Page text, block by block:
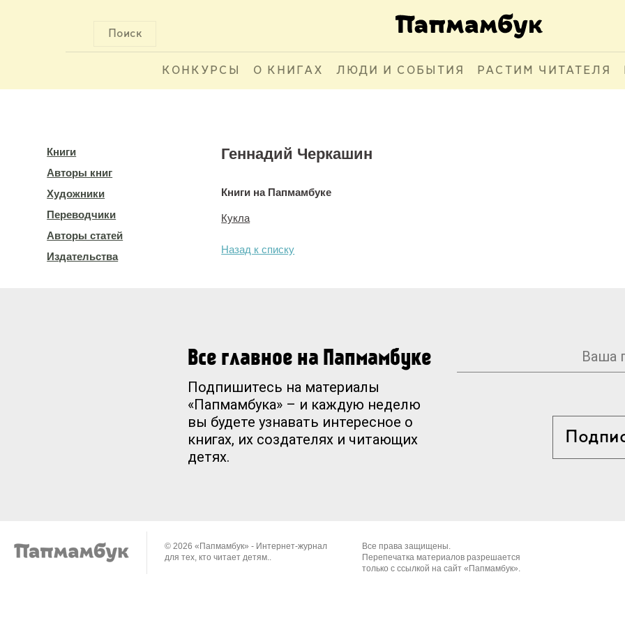
Поиск
КОНКУРСЫ О КНИГАХ ЛЮДИ И СОБЫТИЯ РАСТИМ ЧИТАТЕЛЯ
Книги
Авторы книг
Художники
Переводчики
Авторы статей
Издательства
Геннадий Черкашин
Книги на Папмамбуке
Кукла
Назад к списку
Все главное на Папмамбуке
Подпишитесь на материалы
«Папмамбука» – и каждую неделю
вы будете узнавать интересное о
книгах, их создателях и читающих
детях.
© 2026 «Папмамбук» - Интернет-журнал
для тех, кто читает детям..
Все права защищены.
Перепечатка материалов разрешается
только с ссылкой на сайт «Папмамбук».